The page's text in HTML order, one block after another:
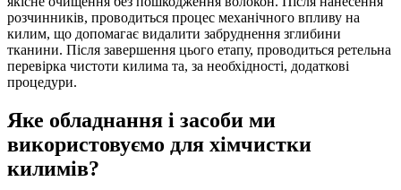
розчинників, проводиться процес механічного впливу на
килим, що допомагає видалити забруднення зглибини
тканини. Після завершення цього етапу, проводиться ретельна
перевірка чистоти килима та, за необхідності, додаткові
процедури.
Яке обладнання і засоби ми
використовуємо для хімчистки
килимів?